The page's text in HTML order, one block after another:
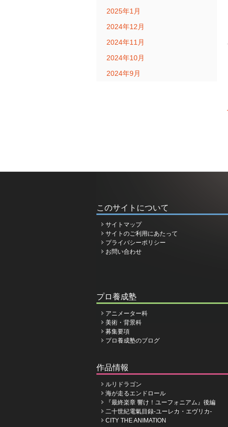
2025年1月
2024年12月
2024年11月
2024年10月
2024年9月
このサイトについて
サイトマップ
サイトのご利用にあたって
プライバシーポリシー
お問い合わせ
プロ養成塾
アニメーター科
美術・背景科
募集要項
プロ養成塾のブログ
作品情報
ルリドラゴン
海が走るエンドロール
『最終楽章 響け！ユーフォニアム』後編
二十世紀電氣目録-ユーレカ・エヴリカ-
CITY THE ANIMATION